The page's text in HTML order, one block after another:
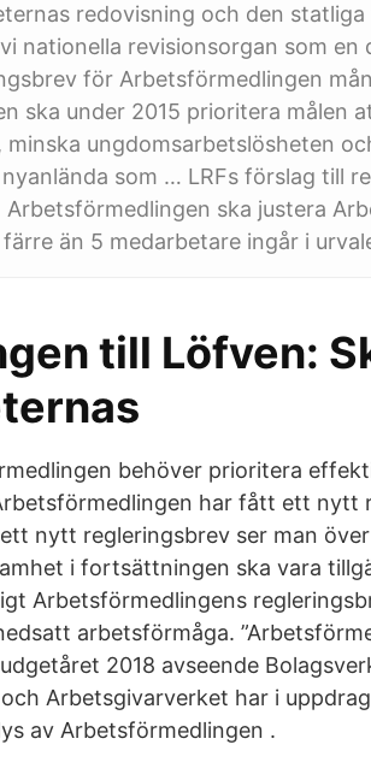
redovisning och den
nationella revisionsorgan som en
för Arbetsförmedlingen
ska under 2015 prioritera målen
minska ungdomsarbetslösheten
som … LRFs förslag till
ska justera
än 5 medarbetare ingår i
till Löfven:
behöver prioritera
har fått ett nytt
nytt regleringsbrev ser man
i fortsättningen ska vara
Arbetsförmedlingens
arbetsförmåga.
2018 avseende
Arbetsgivarverket har i
av Arbetsförmedlingen .